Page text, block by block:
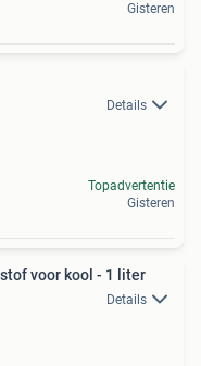
Gisteren
Details
Topadvertentie
Gisteren
voor kool - 1 liter
Details